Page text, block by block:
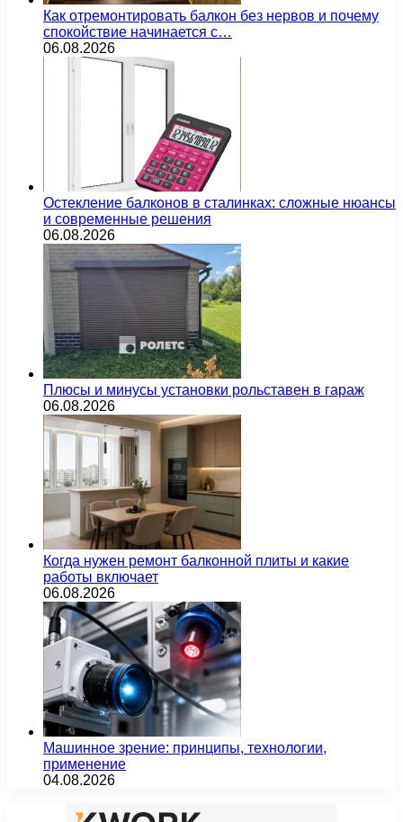
Как отремонтировать балкон без нервов и почему
спокойствие начинается с…
06.08.2026
Остекление балконов в сталинках: сложные нюансы
и современные решения
06.08.2026
Плюсы и минусы установки рольставен в гараж
06.08.2026
Когда нужен ремонт балконной плиты и какие
работы включает
06.08.2026
Машинное зрение: принципы, технологии,
применение
04.08.2026